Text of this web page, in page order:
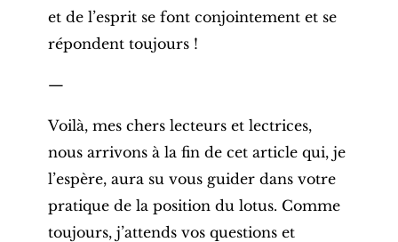
et de l’esprit se font conjointement et se
répondent toujours !
—
Voilà, mes chers lecteurs et lectrices,
nous arrivons à la fin de cet article qui, je
l’espère, aura su vous guider dans votre
pratique de la position du lotus. Comme
toujours, j’attends vos questions et